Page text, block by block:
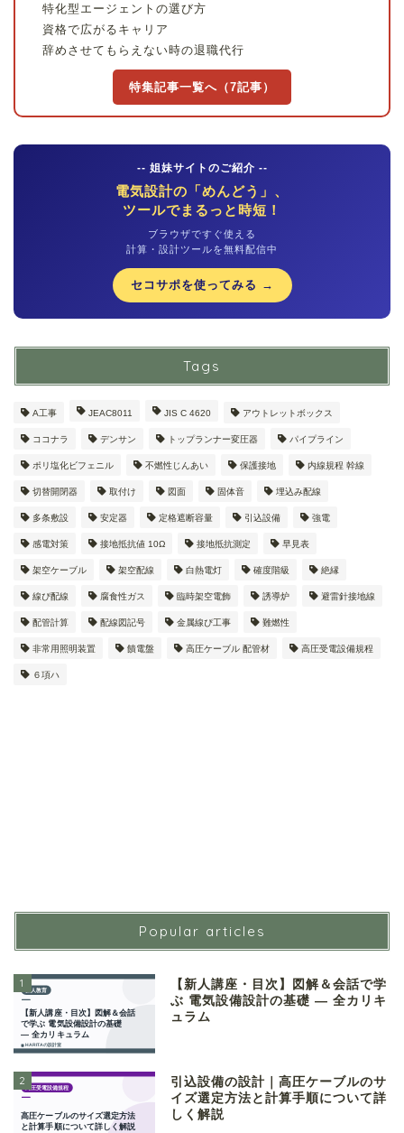
特化型エージェントの選び方
資格で広がるキャリア
辞めさせてもらえない時の退職代行
特集記事一覧へ（7記事）
-- 姐妹サイトのご紹介 --
電気設計の「めんどう」、
ツールでまるっと時短！
ブラウザですぐ使える
計算・設計ツールを無料配信中
セコサポを使ってみる →
Tags
A工事 JEAC8011 JIS C 4620 アウトレットボックス
ココナラ デンサン トップランナー変圧器 パイプライン
ポリ塩化ビフェニル 不燃性じんあい 保護接地 内線規程 幹線
切替開閉器 取付け 図面 固体音 埋込み配線
多条敷設 安定器 定格遮断容量 引込設備 強電
感電対策 接地抵抗値 10Ω 接地抵抗測定 早見表
架空ケーブル 架空配線 白熱電灯 確度階級 絶縁
線ぴ配線 腐食性ガス 臨時架空電飾 誘導炉 避雷針接地線
配管計算 配線図記号 金属線ぴ工事 難燃性
非常用照明装置 饋電盤 高圧ケーブル 配管材 高圧受電設備規程
６項ハ
Popular articles
1
【新人講座・目次】図解＆会話で学
ぶ 電気設備設計の基礎 ― 全カリキ
ュラム
2
引込設備の設計｜高圧ケーブルのサ
イズ選定方法と計算手順について詳
しく解説